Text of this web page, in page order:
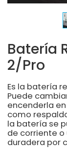
Batería
2/Pro
Es la batería
Puede
encenderla
como
la batería se
de corriente o
duradera por